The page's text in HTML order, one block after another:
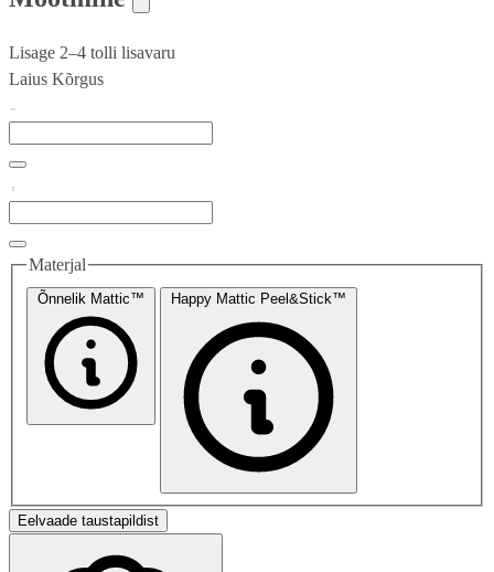
Lisage 2–4 tolli lisavaru
Laius Kõrgus
Materjal
Õnnelik Mattic™ Happy Mattic Peel&Stick™
Eelvaade taustapildist